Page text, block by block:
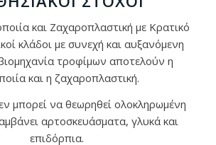
και Ζαχαροπλαστική με Κρατικό
κλάδοι με συνεχή και αυξανόμενη
τροφίμων αποτελούν η
και η ζαχαροπλαστική.
μπορεί να θεωρηθεί ολοκληρωμένη
αρτοσκευάσματα, γλυκά και
επιδόρπια.